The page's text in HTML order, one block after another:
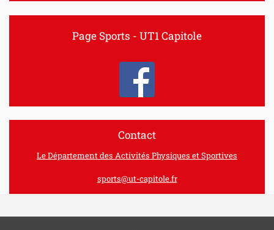
Page Sports - UT1 Capitole
Contact
Le Département des Activités Physiques et Sportives
sports@ut-capitole.fr